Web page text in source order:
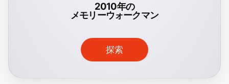
2010年の
メモリーウォークマン
探索